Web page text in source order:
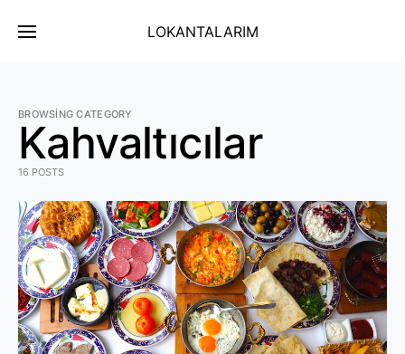
LOKANTALARIM
BROWSING CATEGORY
Kahvaltıcılar
16 POSTS